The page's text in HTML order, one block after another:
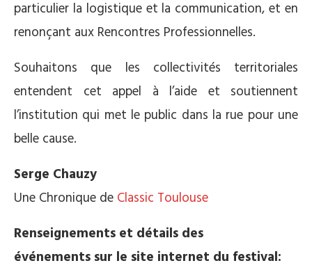
particulier la logistique et la communication, et en
renonçant aux Rencontres Professionnelles.
Souhaitons que les collectivités territoriales
entendent cet appel à l’aide et soutiennent
l’institution qui met le public dans la rue pour une
belle cause.
Serge Chauzy
Une Chronique de Classic Toulouse
Renseignements et détails des
événements sur le site internet du festival: